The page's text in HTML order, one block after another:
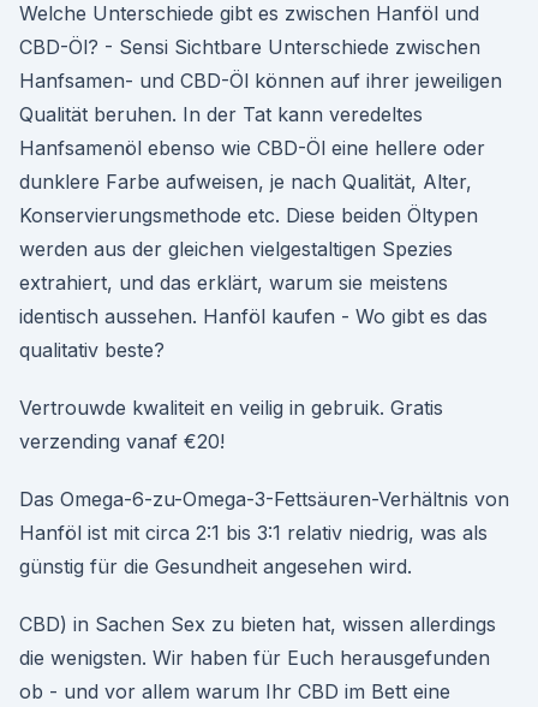
Welche Unterschiede gibt es zwischen Hanföl und
CBD-Öl? - Sensi Sichtbare Unterschiede zwischen
Hanfsamen- und CBD-Öl können auf ihrer jeweiligen
Qualität beruhen. In der Tat kann veredeltes
Hanfsamenöl ebenso wie CBD-Öl eine hellere oder
dunklere Farbe aufweisen, je nach Qualität, Alter,
Konservierungsmethode etc. Diese beiden Öltypen
werden aus der gleichen vielgestaltigen Spezies
extrahiert, und das erklärt, warum sie meistens
identisch aussehen. Hanföl kaufen - Wo gibt es das
qualitativ beste?
Vertrouwde kwaliteit en veilig in gebruik. Gratis
verzending vanaf €20!
Das Omega-6-zu-Omega-3-Fettsäuren-Verhältnis von
Hanföl ist mit circa 2:1 bis 3:1 relativ niedrig, was als
günstig für die Gesundheit angesehen wird.
CBD) in Sachen Sex zu bieten hat, wissen allerdings
die wenigsten. Wir haben für Euch herausgefunden
ob - und vor allem warum Ihr CBD im Bett eine